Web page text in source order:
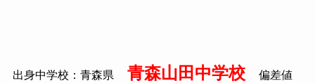
出身中学校：青森県 青森山田中学校 偏差値